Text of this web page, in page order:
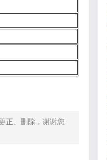
正、删除，谢谢您